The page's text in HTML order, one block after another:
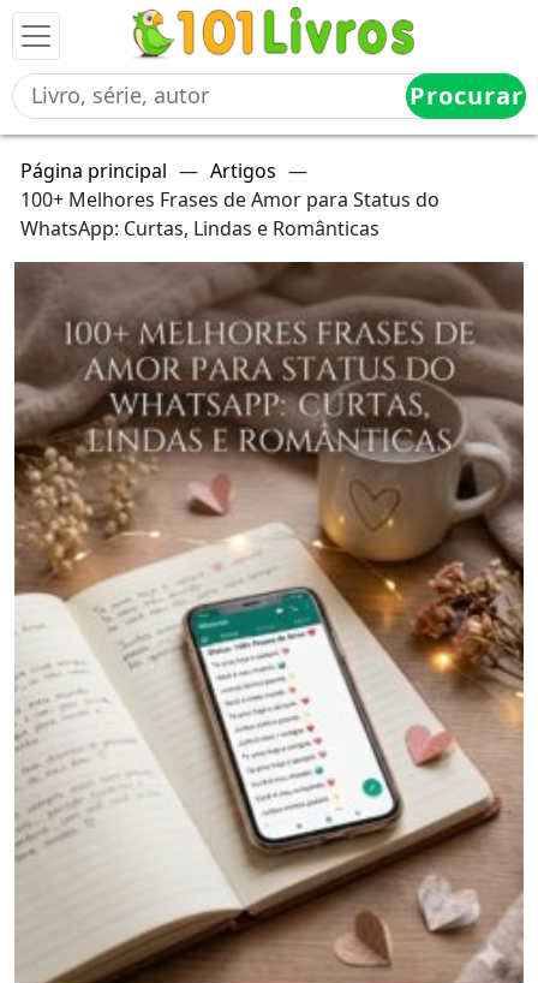
Procurar
Página principal — Artigos —
100+ Melhores Frases de Amor para Status do
WhatsApp: Curtas, Lindas e Românticas